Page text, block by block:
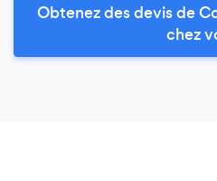
Obtenez des devis de
chez